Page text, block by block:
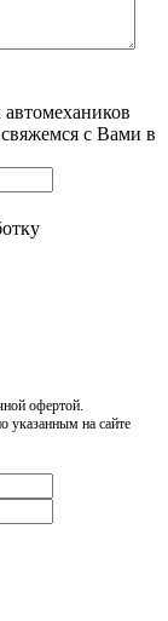
с Вами в
офертой.
указанным на сайте